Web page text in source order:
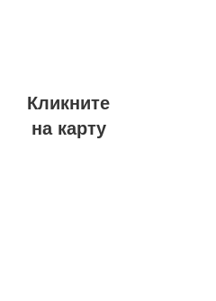
Кликните
на карту